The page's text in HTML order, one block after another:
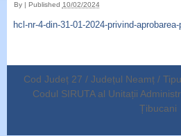
By | Published 10/02/2024
hcl-nr-4-din-31-01-2024-privind-
Cod Județ 27 / Județul Neamț /
Codul SIRUTA al Unitații
Țibucani